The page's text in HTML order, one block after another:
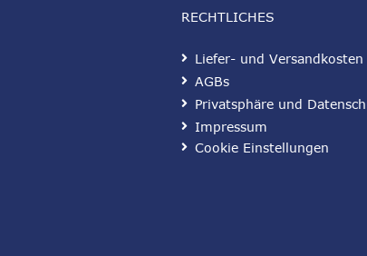
RECHTLICHES
Liefer- und Versandkosten
AGBs
Privatsphäre und
Impressum
Cookie Einstellungen